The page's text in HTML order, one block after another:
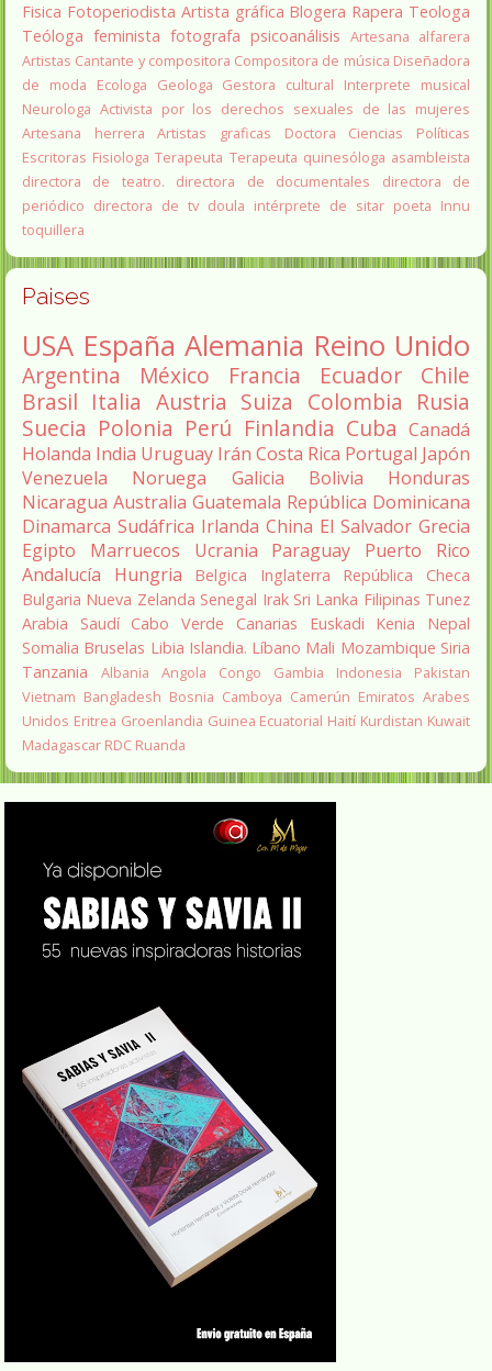
Fisica Fotoperiodista Artista gráfica Blogera Rapera Teologa
Teóloga feminista fotografa psicoanálisis Artesana alfarera
Artistas Cantante y compositora Compositora de música Diseñadora
de moda
Ecologa Geologa Gestora cultural
Interprete musical
Neurologa Activista por los derechos sexuales de las mujeres
Artesana herrera
Artistas graficas
Doctora Ciencias Políticas
Escritoras Fisiologa Terapeuta Terapeuta quinesóloga asambleista
directora de teatro.
directora de documentales
directora de
periódico directora de tv doula intérprete de sitar poeta Innu
toquillera
Paises
USA España Alemania Reino Unido
Argentina México Francia Ecuador
Chile
Brasil Italia Austria Suiza Colombia Rusia
Suecia Polonia Perú Finlandia Cuba Canadá
Holanda India Uruguay Irán Costa Rica Portugal Japón
Venezuela
Noruega Galicia Bolivia
Honduras
Nicaragua Australia Guatemala República Dominicana
Dinamarca Sudáfrica Irlanda China El Salvador Grecia
Egipto
Marruecos Ucrania Paraguay
Puerto Rico
Andalucía
Hungria Belgica Inglaterra
República Checa
Bulgaria Nueva Zelanda Senegal Irak Sri Lanka Filipinas Tunez
Arabia Saudí Cabo Verde Canarias Euskadi Kenia
Nepal
Somalia Bruselas Libia Islandia. Líbano Mali Mozambique Siria
Tanzania
Albania Angola Congo Gambia Indonesia
Pakistan
Vietnam Bangladesh Bosnia Camboya Camerún Emiratos Arabes
Unidos Eritrea Groenlandia Guinea Ecuatorial Haití Kurdistan Kuwait
Madagascar RDC Ruanda